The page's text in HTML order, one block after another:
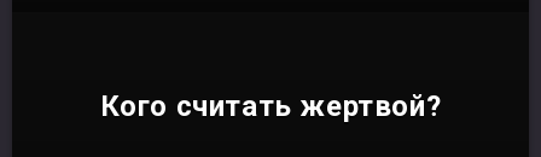
Кого считать жертвой?